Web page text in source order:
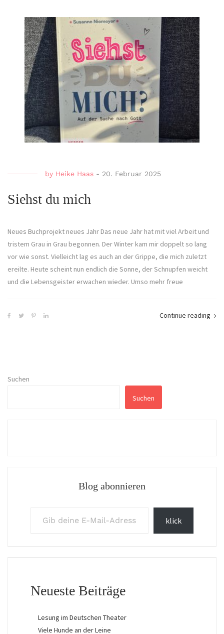
by Heike Haas - 20. Februar 2025
Siehst du mich
Neues Buchprojekt neues Jahr Das neue Jahr hat mit viel Arbeit und
tristem Grau in Grau begonnen. Der Winter kam mir doppelt so lang
vor wie sonst. Vielleicht lag es auch an der Grippe, die mich zuletzt
ereilte. Heute scheint nun endlich die Sonne, der Schnupfen weicht
und die Lebensgeister erwachen wieder. Umso mehr freue
Continue reading →
Suchen
Suchen
Blog abonnieren
klick
Neueste Beiträge
Lesung im Deutschen Theater
Viele Hunde an der Leine